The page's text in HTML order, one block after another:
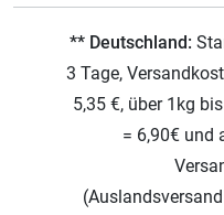
** Deutschland:
3 Tage,
5,35 €, über 1kg
= 6,90€ und